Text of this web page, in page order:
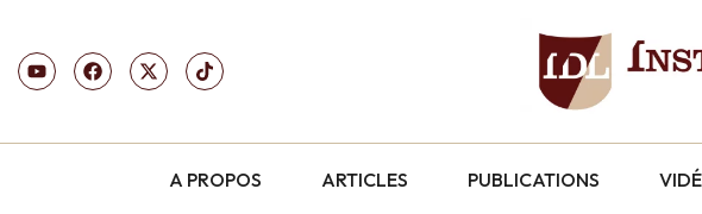
A PROPOS ARTICLES PUBLICATIONS